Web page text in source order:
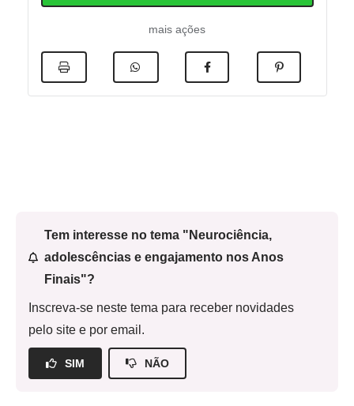
mais ações
Tem interesse no tema "Neurociência,
adolescências e engajamento nos Anos
Finais"?
Inscreva-se neste tema para receber novidades
pelo site e por email.
SIM NÃO